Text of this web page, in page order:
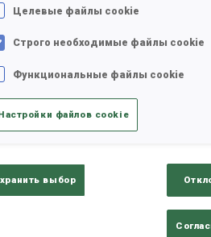
Целевые файлы cookie
Строго необходимые файлы cookie
Функциональные файлы cookie
файлов cookie
выбор